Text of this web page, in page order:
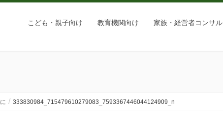
こども・親子向け 教育機関向け 家族・経営者コンサル
333830984_715479610279083_7593367446044124909_n